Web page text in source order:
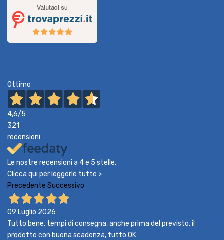
Ottimo
4,6/5
321
recensioni
Le nostre recensioni a 4 e 5 stelle.
Clicca qui per leggerle tutte >
Precedente Successivo
09 Luglio 2026
Tutto bene, tempi di consegna, anche prima del previsto, il
prodotto con buona scadenza, tutto OK